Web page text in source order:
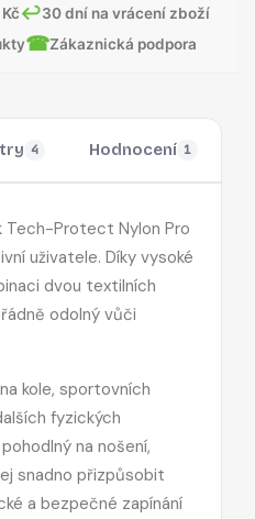
↩30 dní na vrácení zboží
☎Zákaznická podpora
4 Hodnocení 1
Tech-Protect Nylon Pro
uživatele. Díky vysoké
dvou textilních
odolný vůči
kole, sportovních
fyzických
na nošení,
snadno přizpůsobit
a bezpečné zapínání